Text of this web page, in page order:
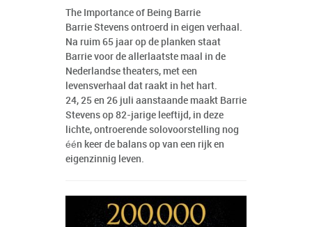
The Importance of Being Barrie
Barrie Stevens ontroerd in eigen verhaal.
Na ruim 65 jaar op de planken staat
Barrie voor de allerlaatste maal in de
Nederlandse theaters, met een
levensverhaal dat raakt in het hart.
24, 25 en 26 juli aanstaande maakt Barrie
Stevens op 82-jarige leeftijd, in deze
lichte, ontroerende solovoorstelling nog
één keer de balans op van een rijk en
eigenzinnig leven.